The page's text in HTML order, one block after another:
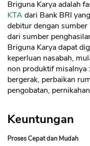
Briguna Karya adalah
KTAdari Bank BRI
debitur dengan
dari sumber
Briguna Karya dapat
keperluan nasabah,
non produktif misalnya
bergerak, perbaikan
pengobatan,
Keuntungan
Proses Cepat dan Mudah